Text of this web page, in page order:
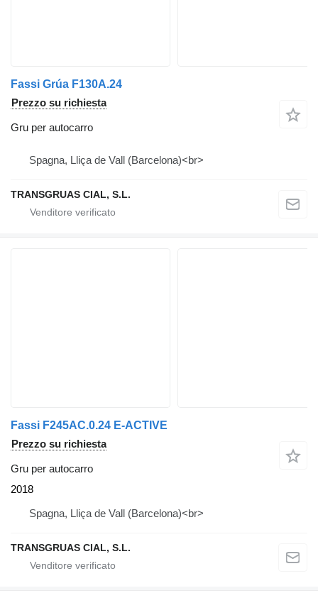
Fassi Grúa F130A.24
Prezzo su richiesta
Gru per autocarro
Spagna, Lliça de Vall (Barcelona)<br>
TRANSGRUAS CIAL, S.L.
Fassi F245AC.0.24 E-ACTIVE
Prezzo su richiesta
Gru per autocarro
2018
Spagna, Lliça de Vall (Barcelona)<br>
TRANSGRUAS CIAL, S.L.